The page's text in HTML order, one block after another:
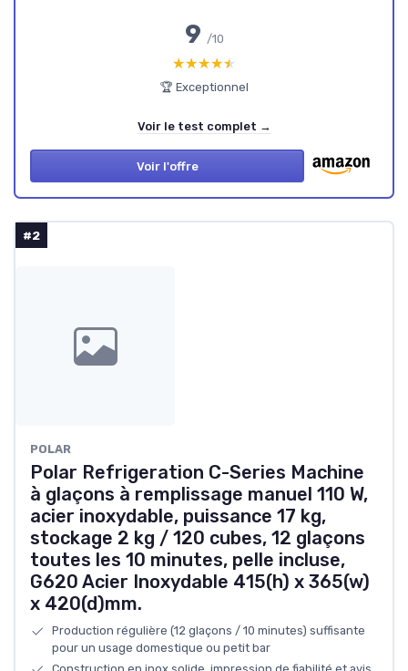
9 /10
★★★★★
★★★★★
🏆 Exceptionnel
Voir le test complet →
Voir l'offre
#2
POLAR
Polar Refrigeration C-Series Machine
à glaçons à remplissage manuel 110 W,
acier inoxydable, puissance 17 kg,
stockage 2 kg / 120 cubes, 12 glaçons
toutes les 10 minutes, pelle incluse,
G620 Acier Inoxydable 415(h) x 365(w)
x 420(d)mm.
Production régulière (12 glaçons / 10 minutes) suffisante
pour un usage domestique ou petit bar